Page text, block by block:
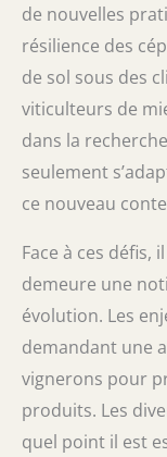
de nouvelles
résilience des
de sol sous des
viticulteurs de
dans la
seulement
ce nouveau
Face à ces
demeure une
évolution. Les
demandant une
vignerons pour
produits. Les
quel point il est